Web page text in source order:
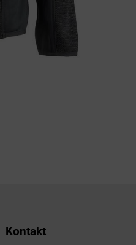
Kontakt